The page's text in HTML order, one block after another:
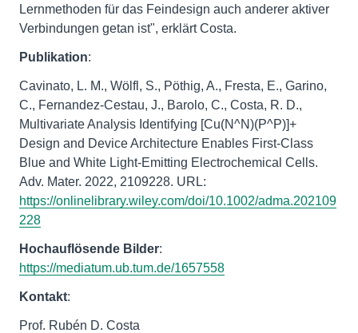
Lernmethoden für das Feindesign auch anderer aktiver
Verbindungen getan ist", erklärt Costa.
Publikation:
Cavinato, L. M., Wölfl, S., Pöthig, A., Fresta, E., Garino,
C., Fernandez-Cestau, J., Barolo, C., Costa, R. D.,
Multivariate Analysis Identifying [Cu(N^N)(P^P)]+
Design and Device Architecture Enables First-Class
Blue and White Light-Emitting Electrochemical Cells.
Adv. Mater. 2022, 2109228. URL:
https://onlinelibrary.wiley.com/doi/10.1002/adma.202109
228
Hochauflösende Bilder:
https://mediatum.ub.tum.de/1657558
Kontakt:
Prof. Rubén D. Costa